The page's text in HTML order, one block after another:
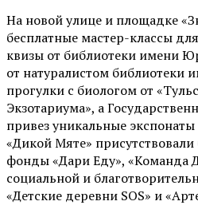
На новой улице и площадке
бесплатные мастер-классы
квизы от библиотеки имени
от натуралистом библиотеки
прогулки с биологом от
Экзотариума», а
привез уникальные
«Дикой Мяте»
фонды «Дари Еду», «Команда
социальной и
«Детские деревни SOS» и